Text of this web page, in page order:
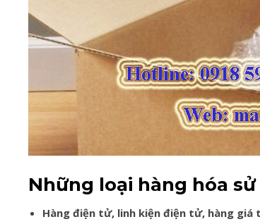
Những loại hàng hóa
Hàng điện tử, linh kiện điện tử, hàng giá